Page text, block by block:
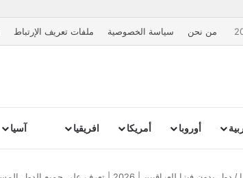
من نحن سياسة الخصوصية ملفات تعريف الإرتباط
أوروبا أمريكا افريقيا آسيا